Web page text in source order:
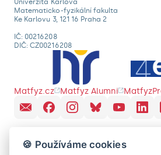
Univerzita Karlova
Matematicko-fyzikální fakulta
Ke Karlovu 3, 121 16 Praha 2
IČ: 00216208
DIČ: CZ00216208
Matfyz.cz Matfyz Alumni
🍪 Používáme cookies